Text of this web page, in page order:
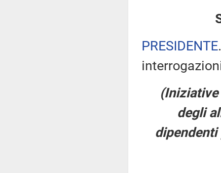
PRESIDENTE
degli